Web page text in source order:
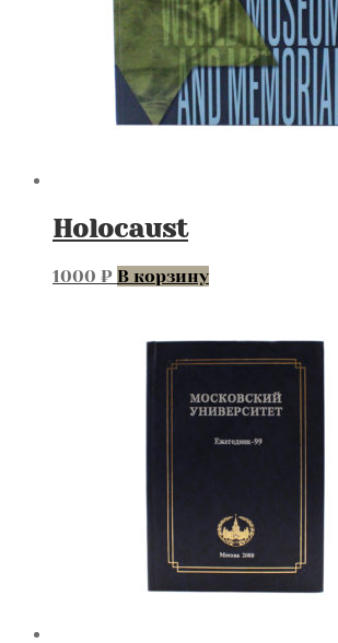
Holocaust
1000 ₽ В корзину